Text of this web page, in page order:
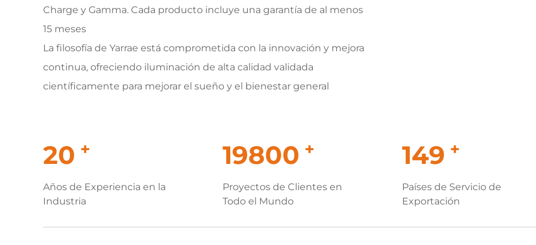
Charge y Gamma. Cada producto incluye una garantía de al menos
15 meses
La filosofía de Yarrae está comprometida con la innovación y mejora
continua, ofreciendo iluminación de alta calidad validada
científicamente para mejorar el sueño y el bienestar general
20 +
Años de Experiencia en la
Industria
20000 +
Proyectos de Clientes en
Todo el Mundo
150 +
Países de Servicio de
Exportación